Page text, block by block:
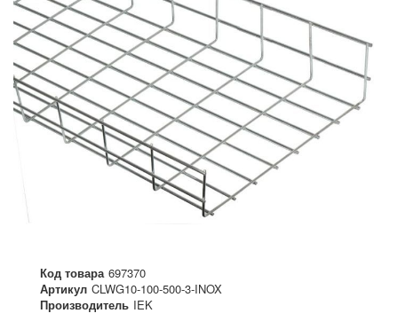
Код товара 697370
Артикул CLWG10-100-500-3-INOX
Производитель IEK